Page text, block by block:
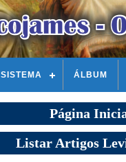
SISTEMA ÁLBUM
Página
Listar Artigos